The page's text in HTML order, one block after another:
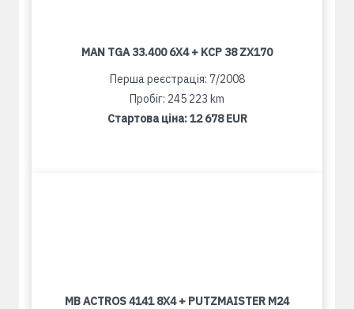
MAN TGA 33.400 6X4 + KCP 38 ZX170
Перша реєстрація: 7/2008
Пробіг: 245 223 km
Стартова ціна:12 678 EUR
MB ACTROS 4141 8X4 + PUTZMAISTER M24